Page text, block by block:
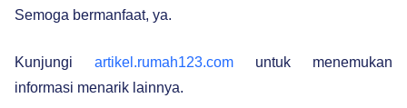
Semoga bermanfaat, ya.
Kunjungi artikel.rumah123.com untuk menemukan
informasi menarik lainnya.